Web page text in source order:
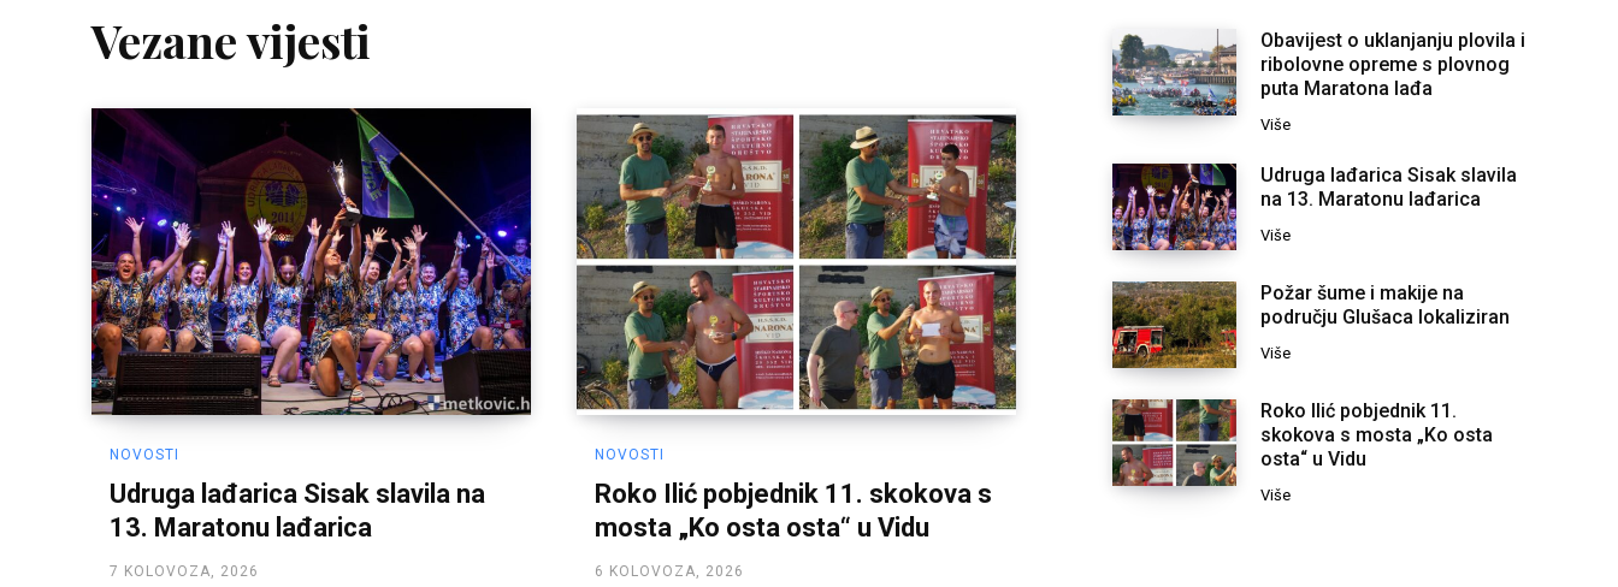
Vezane vijesti
NOVOSTI
Udruga lađarica Sisak slavila na
13. Maratonu lađarica
7 KOLOVOZA, 2026
NOVOSTI
Roko Ilić pobjednik 11. skokova s
mosta „Ko osta osta“ u Vidu
6 KOLOVOZA, 2026
Obavijest o uklanjanju plovila i
ribolovne opreme s plovnog
puta Maratona lađa
Više
Udruga lađarica Sisak slavila
na 13. Maratonu lađarica
Više
Požar šume i makije na
području Glušaca lokaliziran
Više
Roko Ilić pobjednik 11.
skokova s mosta „Ko osta
osta“ u Vidu
Više